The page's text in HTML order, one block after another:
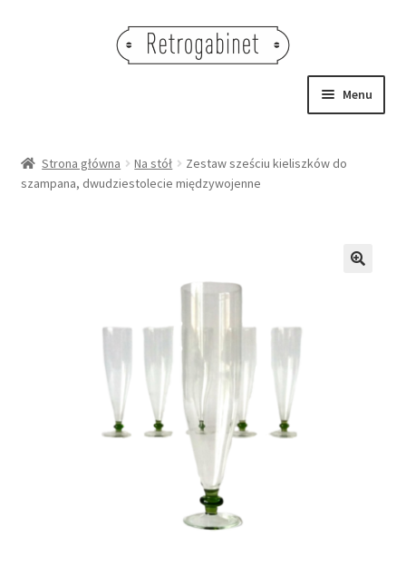
Menu
OBRAZY
OŚWIETLENIE
Strona główna Na stół
Zestaw sześciu kieliszków do
szampana, dwudziestolecie międzywojenne